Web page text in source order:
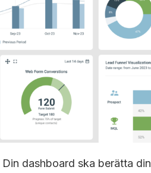
Din dashboard ska berätta